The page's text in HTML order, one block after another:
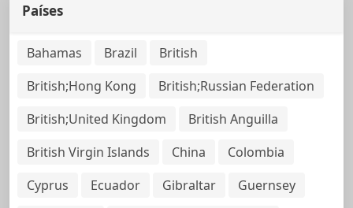
Países
Bahamas Brazil
British
British;Hong Kong
British;Russian Federation
British;United Kingdom
British Anguilla
British Virgin Islands
China
Colombia
Cyprus
Ecuador Gibraltar
Guernsey